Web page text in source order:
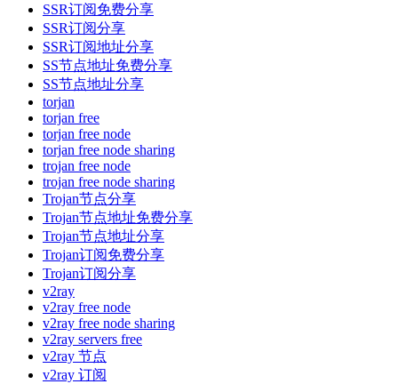
SSR订阅免费分享
SSR订阅分享
SSR订阅地址分享
SS节点地址免费分享
SS节点地址分享
torjan
torjan free
torjan free node
torjan free node sharing
trojan free node
trojan free node sharing
Trojan节点分享
Trojan节点地址免费分享
Trojan节点地址分享
Trojan订阅免费分享
Trojan订阅分享
v2ray
v2ray free node
v2ray free node sharing
v2ray servers free
v2ray 节点
v2ray 订阅